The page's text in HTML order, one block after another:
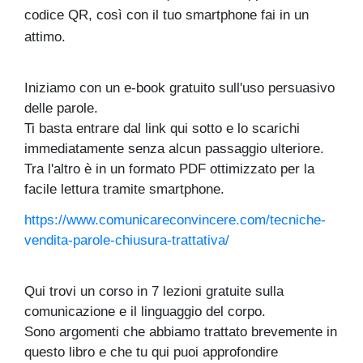
codice QR, così con il tuo smartphone fai in un
attimo.
Iniziamo con un e-book gratuito sull'uso persuasivo
delle parole.
Ti basta entrare dal link qui sotto e lo scarichi
immediatamente senza alcun passaggio ulteriore.
Tra l'altro è in un formato PDF ottimizzato per la
facile lettura tramite smartphone.
https://www.comunicareconvincere.com/tecniche-
vendita-parole-chiusura-trattativa/
Qui trovi un corso in 7 lezioni gratuite sulla
comunicazione e il linguaggio del corpo.
Sono argomenti che abbiamo trattato brevemente in
questo libro e che tu qui puoi approfondire